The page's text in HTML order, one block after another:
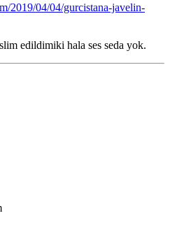
2019/04/04/gurcistana-javelin-
edildimiki hala ses seda yok.